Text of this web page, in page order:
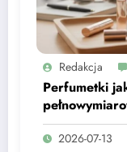
Redakcja
Perfumetki
mieć je pod
2026-07-13